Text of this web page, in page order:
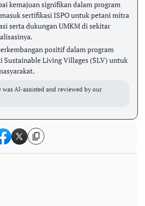
kemajuan signifikan dalam program
sertifikasi ISPO untuk petani mitra
serta dukungan UMKM di sekitar
positif dalam program
Sustainable Living Villages (SLV) untuk
AI-assisted and reviewed by our